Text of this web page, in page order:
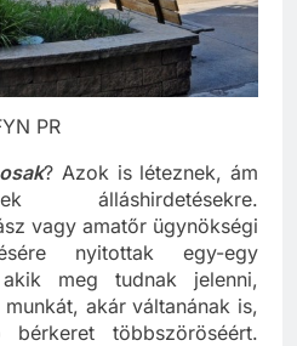
PR
? Azok is léteznek, ám
álláshirdetésekre.
vagy amatőr ügynökségi
nyitottak egy-egy
meg tudnak jelenni,
akár váltanának is,
többszöröséért.